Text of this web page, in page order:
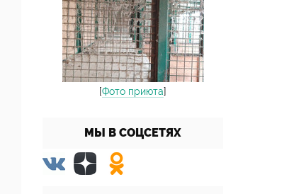
[Фото приюта]
МЫ В СОЦСЕТЯХ